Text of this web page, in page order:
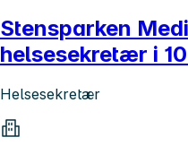
Stensparken
helsesekretær i
Helsesekretær